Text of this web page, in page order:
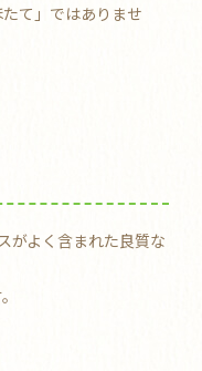
て」ではありませ
がよく含まれた良質な